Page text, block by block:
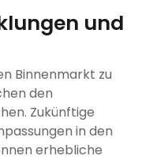
und
Binnenmarkt zu
den
Zukünftige
in den
erhebliche